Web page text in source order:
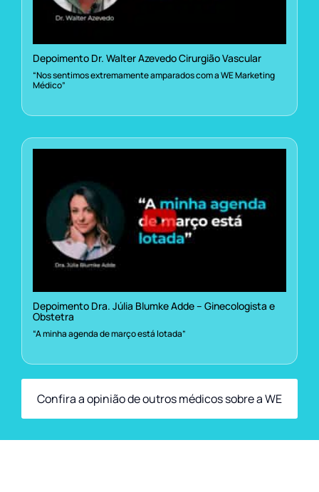
Depoimento Dr. Walter Azevedo Cirurgião Vascular
“Nos sentimos extremamente amparados com a WE Marketing
Médico”
Depoimento Dra. Júlia Blumke Adde – Ginecologista e
Obstetra
“A minha agenda de março está lotada”
Confira a opinião de outros médicos sobre a WE